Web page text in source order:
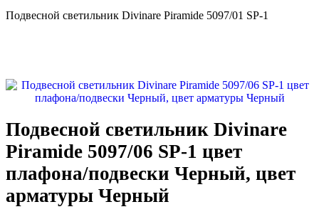
Подвесной светильник Divinare Piramide 5097/01 SP-1
Подвесной светильник Divinare
Piramide 5097/06 SP-1 цвет
плафона/подвески Черный, цвет
арматуры Черный